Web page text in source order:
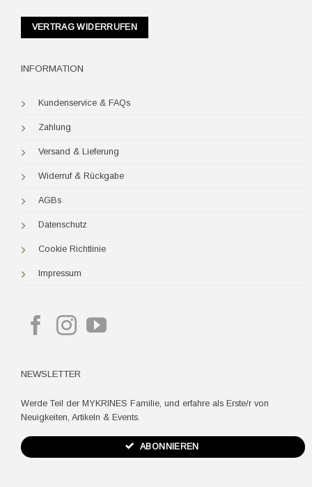
VERTRAG WIDERRUFEN
INFORMATION
Kundenservice & FAQs
Zahlung
Versand & Lieferung
Widerruf & Rückgabe
AGBs
Datenschutz
Cookie Richtlinie
Impressum
NEWSLETTER
Werde Teil der MYKRINES Familie, und erfahre als Erste/r von
Neuigkeiten, Artikeln & Events.
ABONNIEREN